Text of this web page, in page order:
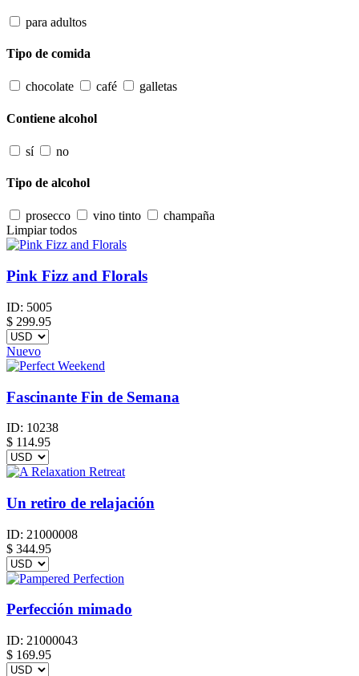
para adultos
Tipo de comida
chocolate café galletas
Contiene alcohol
sí no
Tipo de alcohol
prosecco vino tinto
champaña
Limpiar todos
Pink Fizz and Florals
ID: 5005
$ 299.95
Nuevo
Fascinante Fin de Semana
ID: 10238
$ 114.95
Un retiro de relajación
ID: 21000008
$ 344.95
Perfección mimado
ID: 21000043
$ 169.95